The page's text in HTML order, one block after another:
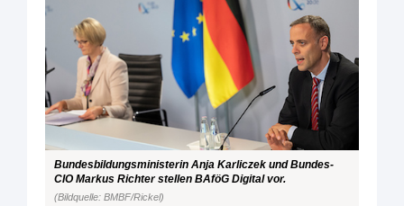
Bundesbildungsministerin Anja Karliczek und Bundes-
CIO Markus Richter stellen BAföG Digital vor.
(Bildquelle: BMBF/Rickel)